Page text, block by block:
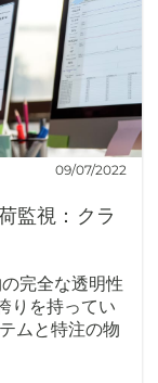
09/07/2022
監視：クラ
完全な透明性
りを持ってい
ムと特注の物